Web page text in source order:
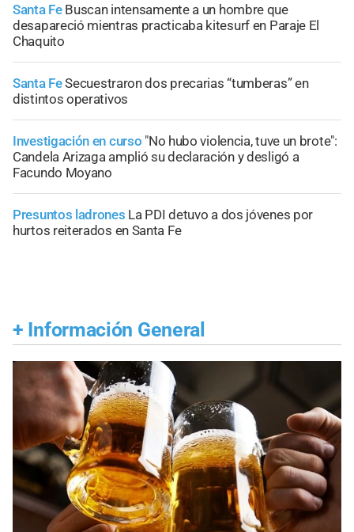
Santa Fe Buscan intensamente a un hombre que
desapareció mientras practicaba kitesurf en Paraje El
Chaquito
Santa FeSecuestraron dos precarias “tumberas” en
distintos operativos
Investigación en curso "No hubo violencia, tuve un brote":
Candela Arizaga amplió su declaración y desligó a
Facundo Moyano
Presuntos ladrones La PDI detuvo a dos jóvenes por
hurtos reiterados en Santa Fe
+ Información General